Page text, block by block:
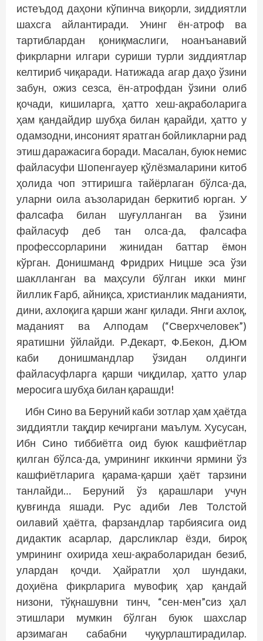
истеъдод даҳони кўпинча виқорли, зиддиятли
шахсга айлантиради. Унинг ён-атроф ва
тартиблардан қониқмаслиги, ноанъанавий
фикрларни илгари суриши турли зиддиятлар
келтириб чиқаради. Натижада агар даҳо ўзини
забун, ожиз сезса, ён-атрофдан ўзини олиб
қочади, кишиларга, ҳатто хеш-ақраболарига
ҳам қандайдир шубҳа билан қарайди, ҳатто у
одамзодни, инсоният яратган бойликларни рад
этиш даражасига боради. Масалан, буюк немис
файласуфи Шопенгауер қўл­ёзмаларини китоб
ҳолида чоп эттиришга тайёрлаган бўлса-да,
уларни оила аъзоларидан беркитиб юрган. У
фалсафа билан шуғулланган ва ўзини
файласуф деб тан олса-да, фалсафа
профессорларини жинидан баттар ёмон
кўрган. Донишманд Фридрих Ницше эса ўзи
шаклланган ва маҳсули бўлган икки минг
йиллик Ғарб, айниқса, христианлик маданияти,
дини, ахлоқига қарши жанг қилади. Янги ахлоқ,
маданият ва Алподам (“Сверхчеловек”)
яратишни ўйлайди. Р.Декарт, Ф.Бекон, Д.Юм
каби донишмандлар ўзидан олдинги
файласуфларга қарши чиқдилар, ҳатто улар
меросига шубҳа билан қарашди!
Ибн Сино ва Беруний каби зотлар ҳам ҳаётда
зиддиятли тақдир кечиргани маълум. Хусусан,
Ибн Сино тиббиётга оид буюк кашфиётлар
қилган бўлса-да, умрининг иккинчи ярмини ўз
кашфиётларига қарама-қарши ҳаёт тарзини
танлайди… Беруний ўз қарашлари учун
қувғинда яшади. Рус адиби Лев Толстой
оилавий ҳаётга, фарзандлар тарбиясига оид
дидактик асарлар, дарсликлар ёзди, бироқ
умрининг охирида хеш-ақраболаридан безиб,
улардан қочди. Ҳайратли ҳол шундаки,
доҳиёна фикрларига мувофиқ ҳар қандай
низони, тўқнашувни тинч, “сен-мен”сиз ҳал
этиш­лари мумкин бўлган буюк шахслар
арзимаган сабабни чуқурлаштирадилар.